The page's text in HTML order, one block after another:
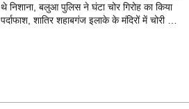
थे निशाना, बलुआ पुलिस ने घंटा चोर गिरोह का किया
पर्दाफाश, शातिर शहाबगंज इलाके के मंदिरों में चोरी की